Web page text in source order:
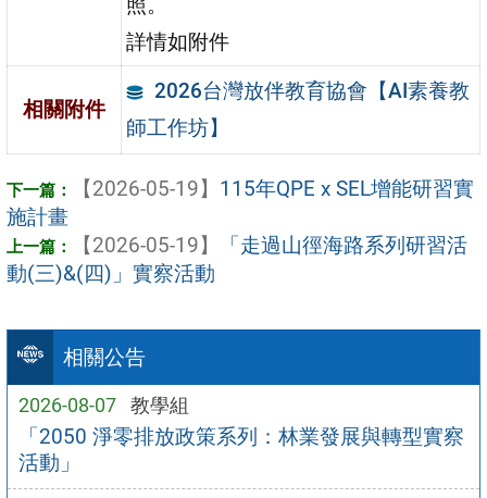
相關公告
2026-08-07 教學組
「2050 淨零排放政策系列：林業發展與轉型實察
活動」
詳情如附件
相關附件
2026台灣放伴教育協會【AI素養教
師工作坊】
【2026-05-19】 115年QPE x SEL增能研習實
施計畫
【2026-05-19】
「走過山徑海路系列研習活
動(三)&(四)」實察活動